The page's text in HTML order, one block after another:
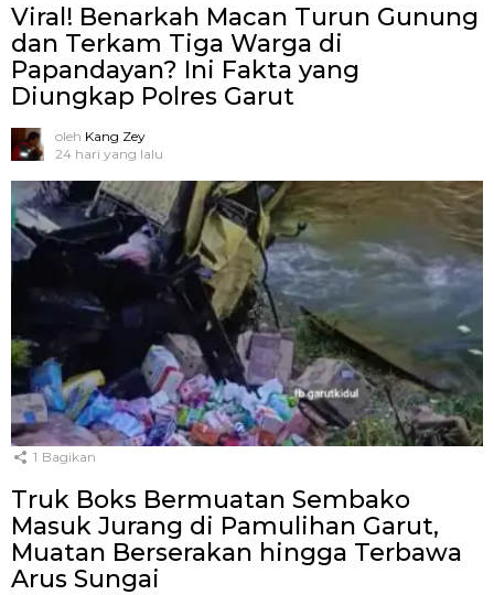
Viral! Benarkah Macan Turun Gunung
dan Terkam Tiga Warga di
Papandayan? Ini Fakta yang
Diungkap Polres Garut
oleh Kang Zey
24 hari yang lalu
1 Bagikan
Truk Boks Bermuatan Sembako
Masuk Jurang di Pamulihan Garut,
Muatan Berserakan hingga Terbawa
Arus Sungai